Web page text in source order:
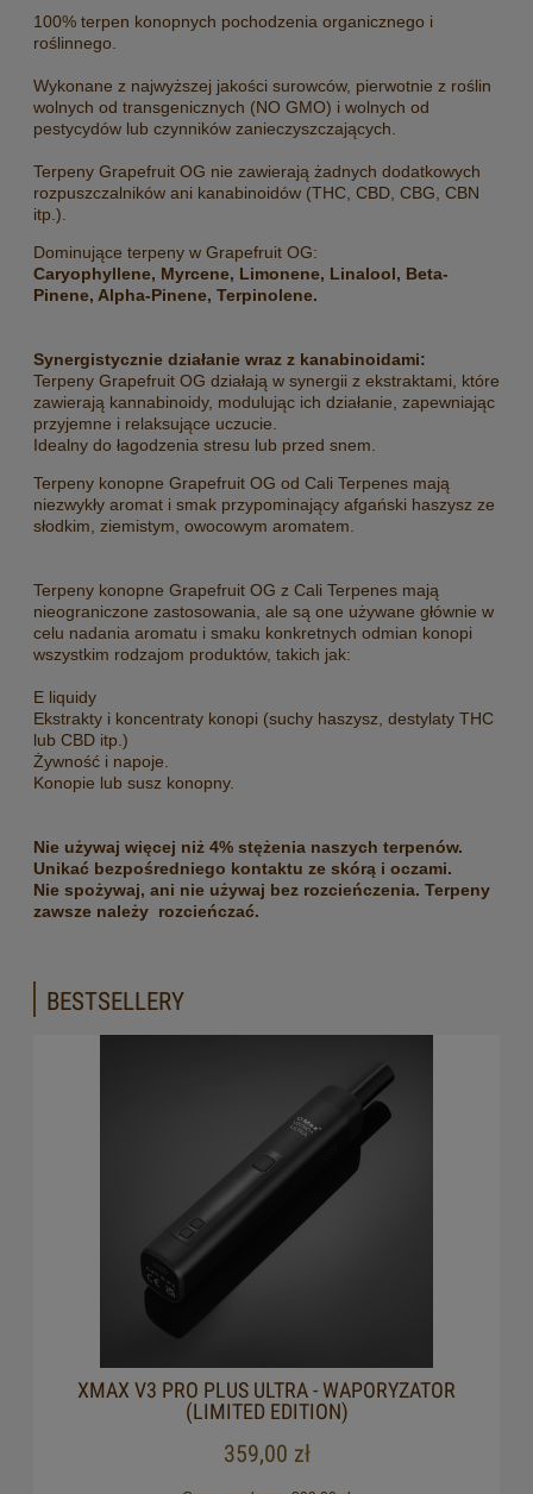
100% terpen konopnych pochodzenia organicznego i
roślinnego.
Wykonane z najwyższej jakości surowców, pierwotnie z roślin
wolnych od transgenicznych (NO GMO) i wolnych od
pestycydów lub czynników zanieczyszczających.
Terpeny Grapefruit OG nie zawierają żadnych dodatkowych
rozpuszczalników ani kanabinoidów (THC, CBD, CBG, CBN
itp.).
Dominujące terpeny w Grapefruit OG:
Caryophyllene, Myrcene, Limonene, Linalool, Beta-
Pinene, Alpha-Pinene, Terpinolene.
Synergistycznie działanie wraz z kanabinoidami:
Terpeny Grapefruit OG działają w synergii z ekstraktami, które
zawierają kannabinoidy, modulując ich działanie, zapewniając
przyjemne i relaksujące uczucie.
Idealny do łagodzenia stresu lub przed snem.
Terpeny konopne Grapefruit OG od Cali Terpenes mają
niezwykły aromat i smak przypominający afgański haszysz ze
słodkim, ziemistym, owocowym aromatem.
Terpeny konopne Grapefruit OG z Cali Terpenes mają
nieograniczone zastosowania, ale są one używane głównie w
celu nadania aromatu i smaku konkretnych odmian konopi
wszystkim rodzajom produktów, takich jak:
E liquidy
Ekstrakty i koncentraty konopi (suchy haszysz, destylaty THC
lub CBD itp.)
Żywność i napoje.
Konopie lub susz konopny.
Nie używaj więcej niż 4% stężenia naszych terpenów.
Unikać bezpośredniego kontaktu ze skórą i oczami.
Nie spożywaj, ani nie używaj bez rozcieńczenia. Terpeny
zawsze należy rozcieńczać.
BESTSELLERY
XMAX V3 PRO PLUS ULTRA - WAPORYZATOR
(LIMITED EDITION)
359,00 zł